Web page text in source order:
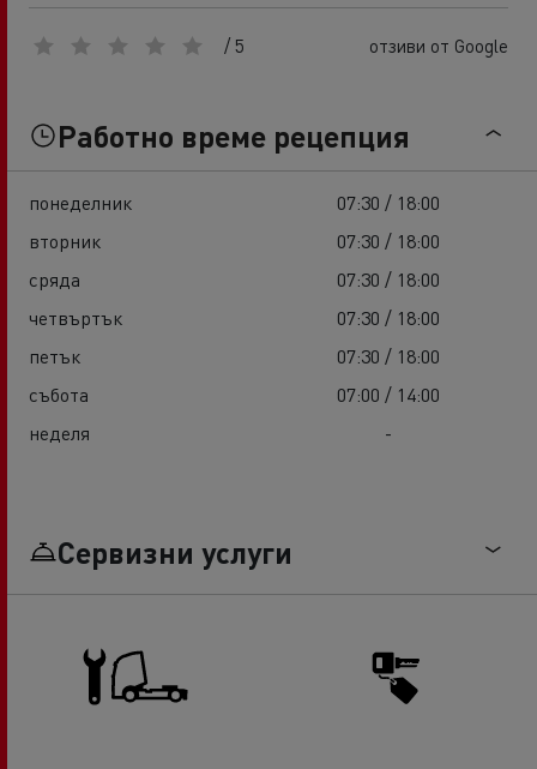
/ 5 отзиви от Google
Работно време рецепция
понеделник
07:30 / 18:00
вторник
07:30 / 18:00
сряда
07:30 / 18:00
четвъртък
07:30 / 18:00
петък
07:30 / 18:00
събота
07:00 / 14:00
неделя
-
Сервизни услуги